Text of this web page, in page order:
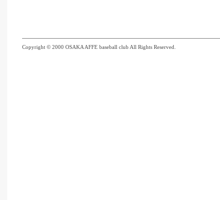
Copyright © 2000 OSAKA AFFE baseball club All Rights Reserved.